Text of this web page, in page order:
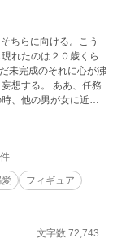
未完成のそれに心が沸
ない行動を起こしたの
トルご注意ください
通り（？）あまりない
フィギュア
文字数 72,743